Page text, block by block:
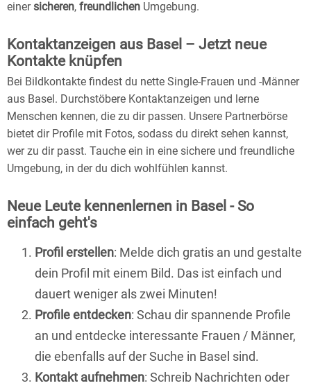
einer sicheren, freundlichen Umgebung.
Kontaktanzeigen aus Basel – Jetzt neue
Kontakte knüpfen
Bei Bildkontakte findest du nette Single-Frauen und -Männer
aus Basel. Durchstöbere Kontaktanzeigen und lerne
Menschen kennen, die zu dir passen. Unsere Partnerbörse
bietet dir Profile mit Fotos, sodass du direkt sehen kannst,
wer zu dir passt. Tauche ein in eine sichere und freundliche
Umgebung, in der du dich wohlfühlen kannst.
Neue Leute kennenlernen in Basel - So
einfach geht's
Profil erstellen: Melde dich gratis an und gestalte
dein Profil mit einem Bild. Das ist einfach und
dauert weniger als zwei Minuten!
Profile entdecken: Schau dir spannende Profile
an und entdecke interessante Frauen / Männer,
die ebenfalls auf der Suche in Basel sind.
Kontakt aufnehmen: Schreib Nachrichten oder